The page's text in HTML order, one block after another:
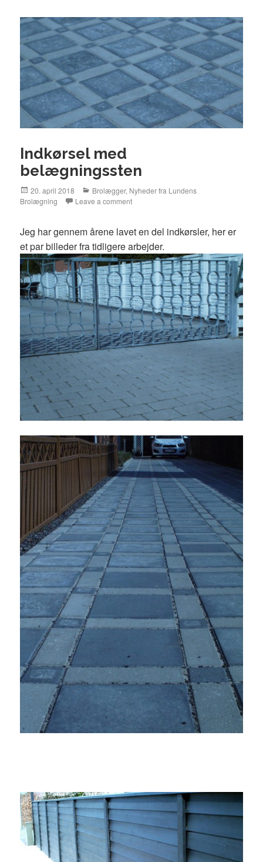
Indkørsel med
belægningssten
Posted
on
20. april 2018 Categories
Brolægger, Nyheder fra Lundens
Brolægning
Leave a comment
Jeg har gennem årene lavet en del indkørsler, her er
et par billeder fra tidligere arbejder.